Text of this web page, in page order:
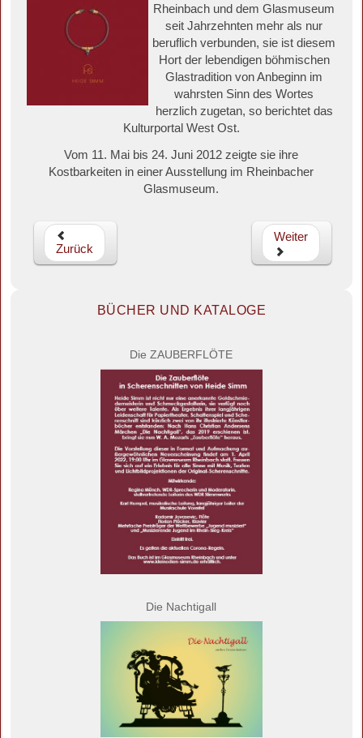
Rheinbach und dem Glasmuseum
seit Jahrzehnten mehr als nur
beruflich verbunden, sie ist diesem
Hort der lebendigen böhmischen
Glastradition von Anbeginn im
wahrsten Sinn des Wortes
herzlich zugetan, so berichtet das
Kulturportal West Ost.
Vom 11. Mai bis 24. Juni 2012 zeigte sie ihre
Kostbarkeiten in einer Ausstellung im Rheinbacher
Glasmuseum.
Zurück
Weiter
BÜCHER UND KATALOGE
Die ZAUBERFLÖTE
Die Nachtigall